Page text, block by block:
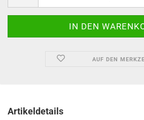
AUF DEN
Artikeldetails